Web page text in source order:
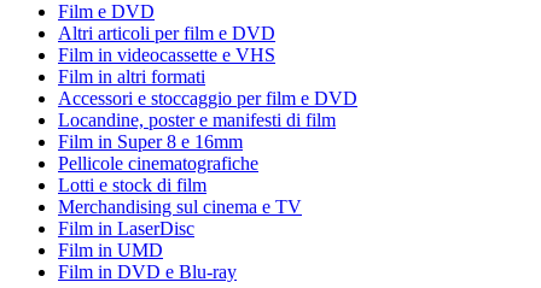
Film e DVD
Altri articoli per film e DVD
Film in videocassette e VHS
Film in altri formati
Accessori e stoccaggio per film e DVD
Locandine, poster e manifesti di film
Film in Super 8 e 16mm
Pellicole cinematografiche
Lotti e stock di film
Merchandising sul cinema e TV
Film in LaserDisc
Film in UMD
Film in DVD e Blu-ray